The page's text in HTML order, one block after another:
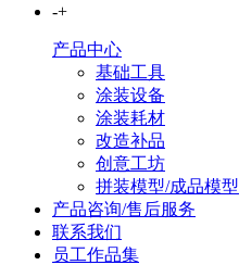
-+
产品中心
基础工具
涂装设备
涂装耗材
改造补品
创意工坊
拼装模型/成品模型
产品咨询/售后服务
联系我们
员工作品集